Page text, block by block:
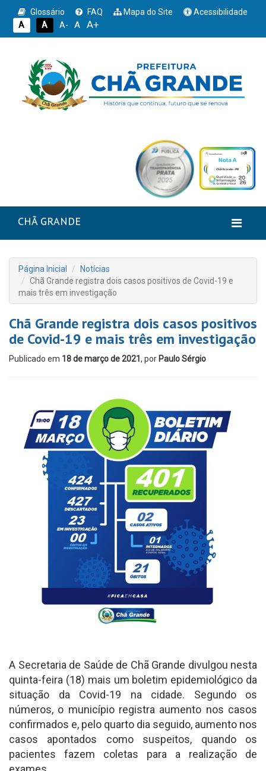
Glossário FAQ Mapa do Site
Acessibilidade
A
A A- A A+
CHÃ GRANDE
Página Inicial
Notícias
Chã Grande registra dois casos positivos de Covid-19 e
mais três em investigação
Chã Grande registra dois casos positivos
de Covid-19 e mais três em investigação
Publicado em 18 de março de 2021 , por Paulo Sérgio
A Secretaria de Saúde de Chã Grande divulgou nesta
quinta-feira (18) mais um boletim epidemiológico da
situação da Covid-19 na cidade. Segundo os
números, o município registra aumento nos casos
confirmados e, pelo quarto dia seguido, aumento nos
casos apontados como suspeitos, quando os
pacientes fazem coletas para a realização de